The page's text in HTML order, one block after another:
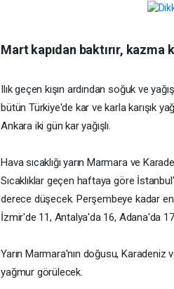
Mart kapıdan baktırır, kazma
Ilık geçen kışın ardından soğuk ve
bütün Türkiye'de kar ve karla karışık
Ankara iki gün kar yağışlı.
Hava sıcaklığı yarın Marmara ve
Sıcaklıklar geçen haftaya göre
derece düşecek. Perşembeye kadar en
İzmir'de 11, Antalya'da 16, Adana'da
Yarın Marmara'nın doğusu, Karadeniz
yağmur görülecek.